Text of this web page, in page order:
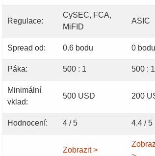
Regulace:
CySEC, FCA,
MiFID
ASIC
Spread od: 0.6 bodu 0 bodu
Páka: 500 : 1 500 : 1
Minimální
vklad:
500 USD 200
Hodnocení: 4 / 5 4.4 / 5
Zobrazit >